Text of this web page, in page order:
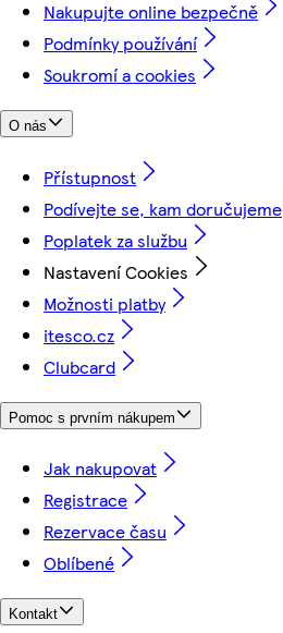
Nakupujte online bezpečně
Podmínky používání
Soukromí a cookies
O nás
Přístupnost
Podívejte se, kam doručujeme
Poplatek za službu
Nastavení Cookies
Možnosti platby
itesco.cz
Clubcard
Pomoc s prvním nákupem
Jak nakupovat
Registrace
Rezervace času
Oblíbené
Kontakt